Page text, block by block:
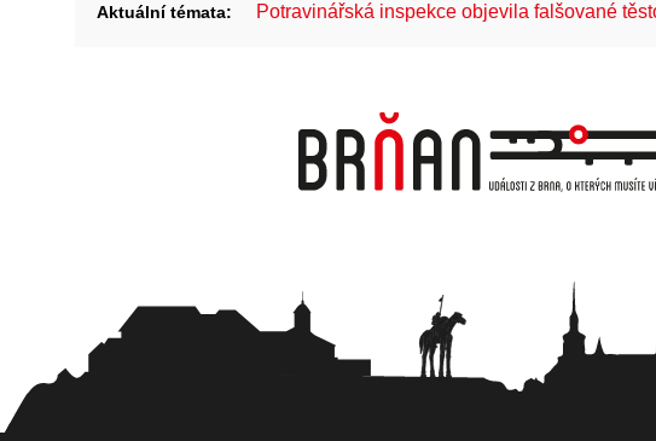
Aktuální témata: Potravinářská inspekce objevila falšované